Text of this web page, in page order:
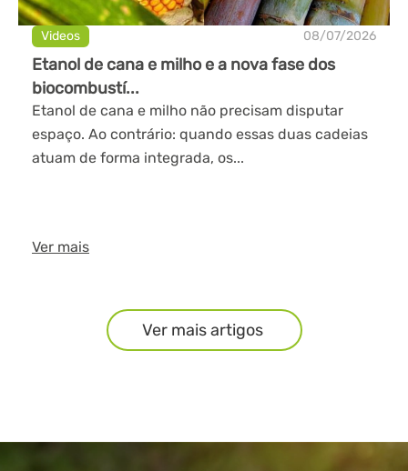
Videos 08/07/2026
Etanol de cana e milho e a nova fase dos
biocombustí...
Etanol de cana e milho não precisam disputar
espaço. Ao contrário: quando essas duas cadeias
atuam de forma integrada, os...
Ver mais
Ver mais artigos